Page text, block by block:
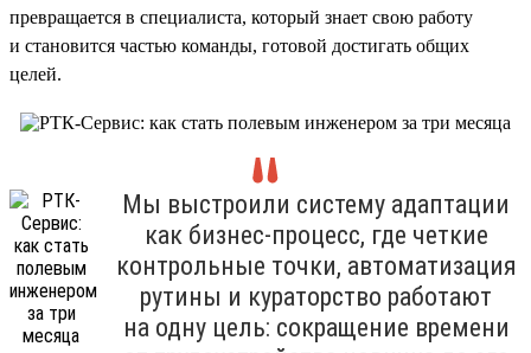
превращается в специалиста, который знает свою работу
и становится частью команды, готовой достигать общих
целей.
Мы выстроили систему адаптации
как бизнес-процесс, где четкие
контрольные точки, автоматизация
рутины и кураторство работают
на одну цель: сокращение времени